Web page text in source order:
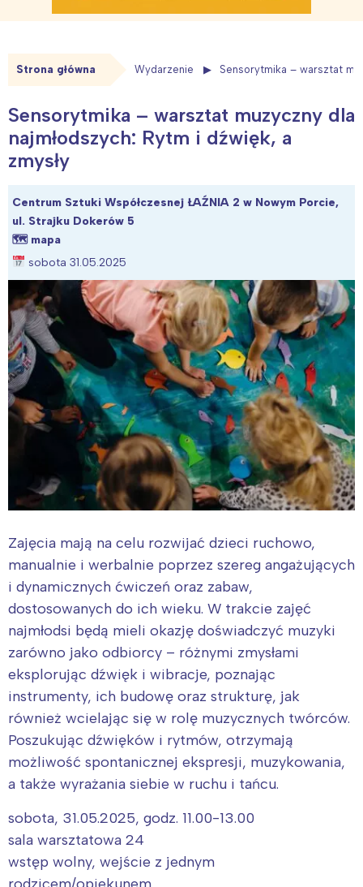
Strona główna Wydarzenie Sensorytmika – warsztat
Sensorytmika – warsztat muzyczny dla
najmłodszych: Rytm i dźwięk, a
zmysły
Centrum Sztuki Współczesnej ŁAŹNIA 2 w Nowym Porcie,
ul. Strajku Dokerów 5
🗺 mapa
sobota 31.05.2025
Zajęcia mają na celu rozwijać dzieci ruchowo,
manualnie i werbalnie poprzez szereg angażujących
i dynamicznych ćwiczeń oraz zabaw,
dostosowanych do ich wieku. W trakcie zajęć
najmłodsi będą mieli okazję doświadczyć muzyki
zarówno jako odbiorcy – różnymi zmysłami
eksplorując dźwięk i wibracje, poznając
instrumenty, ich budowę oraz strukturę, jak
również wcielając się w rolę muzycznych twórców.
Poszukując dźwięków i rytmów, otrzymają
możliwość spontanicznej ekspresji, muzykowania,
a także wyrażania siebie w ruchu i tańcu.
sobota, 31.05.2025, godz. 11.00-13.00
sala warsztatowa 24
wstęp wolny, wejście z jednym